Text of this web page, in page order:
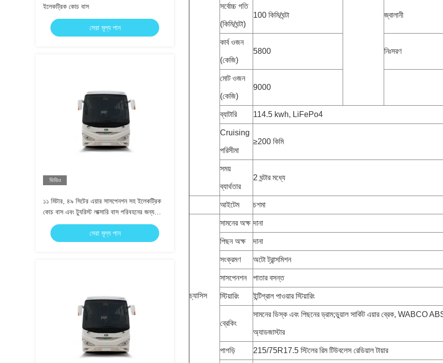
ইলেকট্রিক কোচ বাস
সেরা মূল্য পান
ভিডিও
১১ মিটার, ৪৯ সিটের এয়ার সাসপেনশন সহ ইলেকট্রিক
কোচ বাস এবং ট্যুরিস্ট লাক্সারি বাস পরিবহনের জন্য
১০৯৯০*২৫০০*৩৬০০ মিমি মাত্রা
সেরা মূল্য পান
সর্বোচ্চ গতি
(কিমি/ঘন্টা)
100 কিমি/ঘন্টা জ্বালানী
কার্ব ওজন
(কেজি)
5800 নিঃসরণ
মোট ওজন
(কেজি)
9000
ব্যাটারি 114.5 kwh, LiFePo4
Cruising
পরিসীমা
≥200 কিমি
সময়
ব্যার্থতার
2 ঘন্টার মধ্যে
আইটেম চশমা
চ্যাসিস
সামনের অক্ষ দানা
পিছন অক্ষ দানা
সংক্রমণ অটো ট্রান্সমিশন
সাসপেনশন পাতার বসন্ত
স্টিয়ারিং ইন্টিগ্রাল পাওয়ার স্টিয়ারিং
ব্রেকিং
সামনের ডিস্ক এবং পিছনের ড্রাম;ডুয়াল সার্কিট এয়ার ব্রেক, WABCO
অ্যাডজাস্টার
পাগড়ি 215/75R17.5 স্টিলের রিম টিউবলেস রেডিয়াল টায়ার